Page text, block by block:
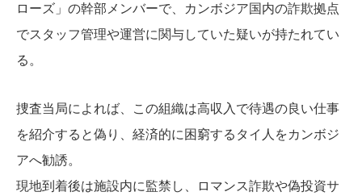
ローズ」の幹部メンバーで、カンボジア国内の詐欺拠点
でスタッフ管理や運営に関与していた疑いが持たれてい
る。
捜査当局によれば、この組織は高収入で待遇の良い仕事
を紹介すると偽り、経済的に困窮するタイ人をカンボジ
アへ勧誘。
現地到着後は施設内に監禁し、ロマンス詐欺や偽投資サ